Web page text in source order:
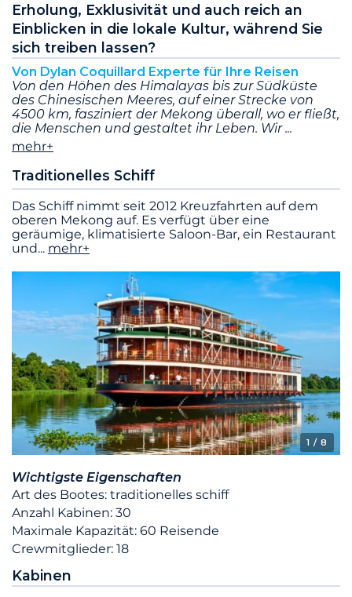
Erholung, Exklusivität und auch reich an
Einblicken in die lokale Kultur, während Sie
sich treiben lassen?
Von Dylan Coquillard Experte für Ihre Reisen
Von den Höhen des Himalayas bis zur Südküste
des Chinesischen Meeres, auf einer Strecke von
4500 km, fasziniert der Mekong überall, wo er fließt,
die Menschen und gestaltet ihr Leben. Wir
mehr+
Traditionelles Schiff
Das Schiff nimmt seit 2012 Kreuzfahrten auf dem
oberen Mekong auf. Es verfügt über eine
geräumige, klimatisierte Saloon-Bar, ein Restaurant
und... mehr+
1 / 8
Wichtigste Eigenschaften
Art des Bootes: traditionelles schiff
Anzahl Kabinen: 30
Maximale Kapazität: 60 Reisende
Crewmitglieder: 18
Kabinen